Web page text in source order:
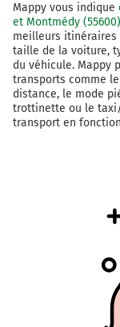
Mappy vous indique
et Montmédy
meilleurs itinéraires
taille de la voiture,
du véhicule. Mappy
transports comme
distance, le mode
trottinette ou le taxi/
transport en